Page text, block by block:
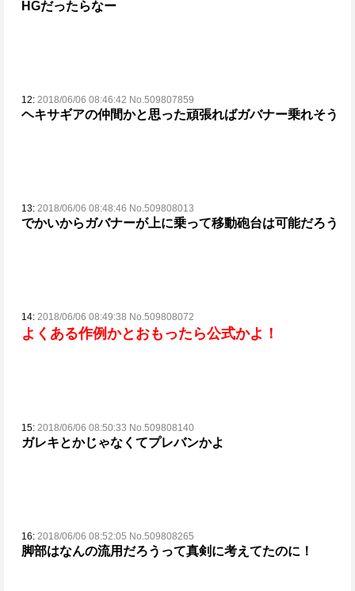
HGだったらなー
12: 2018/06/06 08:46:42 No.509807859
ヘキサギアの仲間かと思った頑張ればガバナー乗れそう
13: 2018/06/06 08:48:46 No.509808013
でかいからガバナーが上に乗って移動砲台は可能だろう
14: 2018/06/06 08:49:38 No.509808072
よくある作例かとおもったら公式かよ！
15: 2018/06/06 08:50:33 No.509808140
ガレキとかじゃなくてプレバンかよ
16: 2018/06/06 08:52:05 No.509808265
脚部はなんの流用だろうって真剣に考えてたのに！